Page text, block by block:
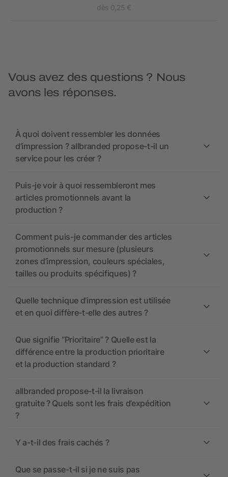
dès 0,25 €
Vous avez des questions ? Nous
avons les réponses.
À quoi doivent ressembler les données
d’impression ? allbranded propose-t-il un
service pour les créer ?
Puis-je voir à quoi ressembleront mes
articles promotionnels avant la
production ?
Comment puis-je commander des articles
promotionnels sur mesure (plusieurs
zones d’impression, couleurs spéciales,
tailles ou produits spécifiques) ?
Quelle technique d’impression est utilisée
et en quoi diffère-t-elle des autres ?
Que signifie “Prioritaire” ? Quelle est la
différence entre la production prioritaire
et la production standard ?
allbranded propose-t-il la livraison
gratuite ? Quels sont les frais d’expédition
?
Y a-t-il des frais cachés ?
Que se passe-t-il si je ne suis pas